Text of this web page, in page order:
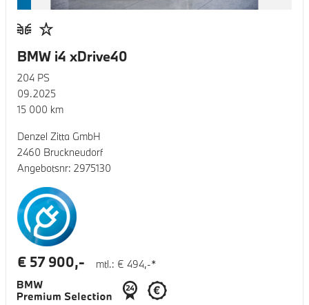
BMW i4 xDrive40
204 PS
09.2025
15 000 km
Denzel Zitta GmbH
2460 Bruckneudorf
Angebotsnr: 2975130
mtl.: € 494,-*
€ 57 900,-